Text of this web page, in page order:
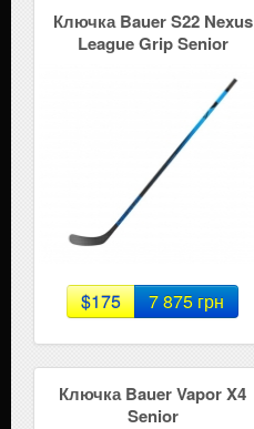
Ключка Bauer S22 Nexus
League Grip Senior
$175 7 875 грн
Ключка Bauer Vapor X4
Senior